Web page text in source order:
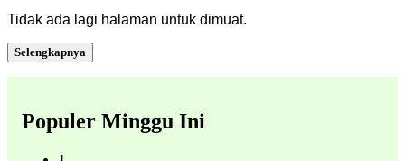
Tidak ada lagi halaman untuk dimuat.
Selengkapnya
Populer Minggu Ini